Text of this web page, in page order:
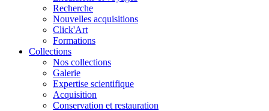
Recherche
Nouvelles acquisitions
Click'Art
Formations
Collections
Nos collections
Galerie
Expertise scientifique
Acquisition
Conservation et restauration